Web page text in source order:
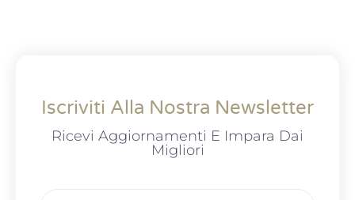
Iscriviti Alla Nostra Newsletter
Ricevi Aggiornamenti E Impara Dai
Migliori